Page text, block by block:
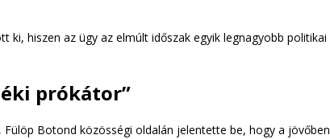
ki, hiszen az ügy az elmúlt időszak egyik legnagyobb politikai
prókátor”
Botond közösségi oldalán jelentette be, hogy a jövőben